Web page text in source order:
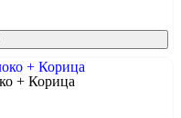
+ Корица